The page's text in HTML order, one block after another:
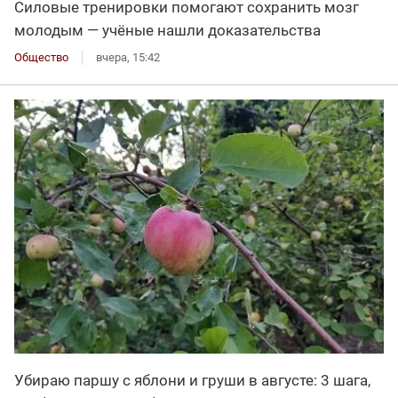
Силовые тренировки помогают сохранить мозг
молодым — учёные нашли доказательства
Общество вчера, 15:42
Убираю паршу с яблони и груши в августе: 3 шага,